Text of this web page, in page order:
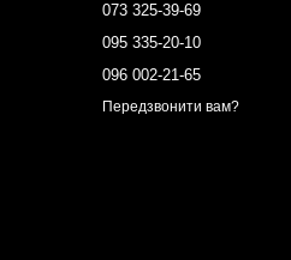
073 325-39-69
095 335-20-10
096 002-21-65
Передзвонити вам?